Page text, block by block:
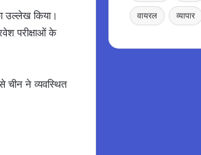
उल्लेख किया।
परीक्षाओं के
चीन ने व्यवस्थित
वायरल व्यापार